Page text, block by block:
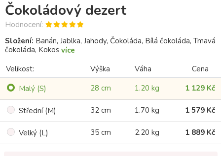
Čokoládový dezert
Hodnocení:
Složení: Banán, Jablka, Jahody, Čokoláda, Bílá čokoláda, Tmavá
čokoláda, Kokos více
Velikost:
Výška Váha
Cena
Malý (S)
28 cm 1.20 kg 1 129 Kč
Střední (M) 32 cm 1.70 kg 1 579 Kč
Velký (L) 35 cm 2.20 kg 1 889 Kč